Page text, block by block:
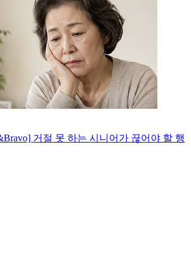
거절 못 하는 시니어가 끊어야 할 행